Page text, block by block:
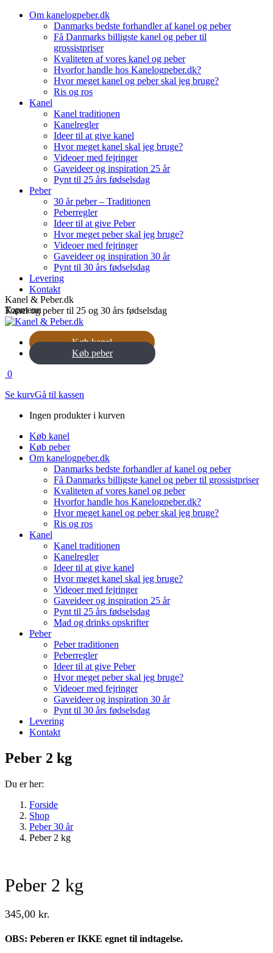
Skip
Om kanelogpeber.dk
Danmarks bedste forhandler af kanel og peber
Få Danmarks billigste kanel og peber til
grossistpriser
Kvaliteten af vores kanel og peber
Hvorfor handle hos Kanelogpeber.dk?
Hvor meget kanel og peber skal jeg bruge?
Ris og ros
Kanel
Kanel traditionen
Kanelregler
Ideer til at give kanel
Hvor meget kanel skal jeg bruge?
Videoer med fejringer
Gaveideer og inspiration 25 år
Pynt til 25 års fødselsdag
Peber
30 år peber – Traditionen
Peberregler
Ideer til at give Peber
Hvor meget peber skal jeg bruge?
Videoer med fejringer
Gaveideer og inspiration 30 år
Pynt til 30 års fødselsdag
Levering
Kontakt
Topmenu
Kanel & Peber.dk
Kanel og peber til 25 og 30 års fødselsdag
Køb kanel
Køb peber
0
Se kurvGå til kassen
Ingen produkter i kurven
Køb kanel
Køb peber
Om kanelogpeber.dk
Danmarks bedste forhandler af kanel og peber
Få Danmarks billigste kanel og peber til grossistpriser
Kvaliteten af vores kanel og peber
Hvorfor handle hos Kanelogpeber.dk?
Hvor meget kanel og peber skal jeg bruge?
Ris og ros
Kanel
Kanel traditionen
Kanelregler
Ideer til at give kanel
Hvor meget kanel skal jeg bruge?
Videoer med fejringer
Gaveideer og inspiration 25 år
Pynt til 25 års fødselsdag
Mad og drinks opskrifter
Peber
Peber traditionen
Peberregler
Ideer til at give Peber
Hvor meget peber skal jeg bruge?
Videoer med fejringer
Gaveideer og inspiration 30 år
Pynt til 30 års fødselsdag
Levering
Kontakt
Peber 2 kg
Du er her:
Forside
Shop
Peber 30 år
Peber 2 kg
Peber 2 kg
345,00 kr.
OBS: Peberen er IKKE egnet til indtagelse.